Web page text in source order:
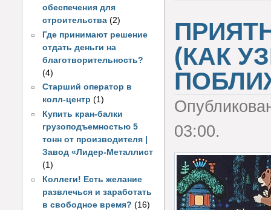
обеспечения для
строительства (2)
Где принимают решение
отдать деньги на
благотворительность?
(4)
Старший оператор в
колл-центр (1)
Купить кран-балки
грузоподъемностью 5
тонн от производителя |
Завод «Лидер-Металлист
(1)
Коллеги! Есть желание
развлечься и заработать
в свободное время? (16)
(КАК
03:00.